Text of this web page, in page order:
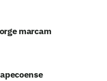
marcam